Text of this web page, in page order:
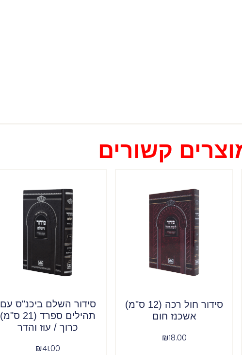
קשורים
סידור חול רכה (12 ס"מ)
אשכנז חום
₪18.00
סידור השלם ביכנ"ס עם
תהילים ספרד (21 ס"מ)
כרוך / עוז והדר
₪41.00